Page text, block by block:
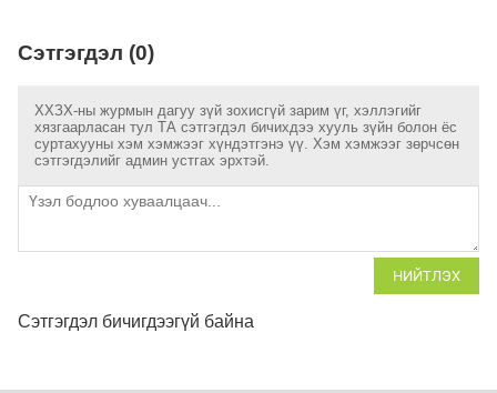
Сэтгэгдэл (0)
ХХЗХ-ны журмын дагуу зүй зохисгүй зарим үг, хэллэгийг
хязгаарласан тул ТА сэтгэгдэл бичихдээ хууль зүйн болон ёс
суртахууны хэм хэмжээг хүндэтгэнэ үү. Хэм хэмжээг зөрчсөн
сэтгэгдэлийг админ устгах эрхтэй.
НИЙТЛЭХ
Сэтгэгдэл бичигдээгүй байна